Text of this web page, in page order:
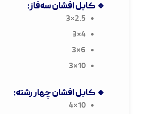
🔹 کابل افشان سه‌فاز:
2.5×3
4×3
6×3
10×3
🔹 کابل افشان چهار رشته:
10×4